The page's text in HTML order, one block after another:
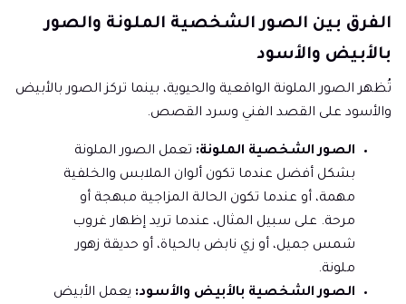
الفرق بين الصور الشخصية الملونة والصور
بالأبيض والأسود
تُظهر الصور الملونة الواقعية والحيوية، بينما تركز الصور بالأبيض
والأسود على القصد الفني وسرد القصص.
الصور الشخصية الملونة: تعمل الصور الملونة
بشكل أفضل عندما تكون ألوان الملابس والخلفية
مهمة، أو عندما تكون الحالة المزاجية مبهجة أو
مرحة. على سبيل المثال، عندما تريد إظهار غروب
شمس جميل، أو زي نابض بالحياة، أو حديقة زهور
ملونة.
الصور الشخصية بالأبيض والأسود: يعمل الأبيض